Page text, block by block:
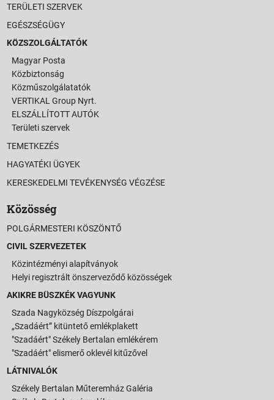
TERÜLETI SZERVEK
EGÉSZSÉGÜGY
KÖZSZOLGÁLTATÓK
Magyar Posta
Közbiztonság
Közműszolgálatatók
VERTIKAL Group Nyrt.
ELSZÁLLÍTOTT AUTÓK
Területi szervek
TEMETKEZÉS
HAGYATÉKI ÜGYEK
KERESKEDELMI TEVÉKENYSÉG VÉGZÉSE
Közösség
POLGÁRMESTERI KÖSZÖNTŐ
CIVIL SZERVEZETEK
Közintézményi alapítványok
Helyi regisztrált önszerveződő közösségek
AKIKRE BÜSZKÉK VAGYUNK
Szada Nagyközség Díszpolgárai
„Szadáért” kitüntető emlékplakett
"Szadáért" Székely Bertalan emlékérem
"Szadáért" elismerő oklevél kitűzővel
LÁTNIVALÓK
Székely Bertalan Műteremház Galéria